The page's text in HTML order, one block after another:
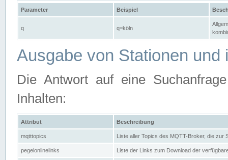
Parameter Beispiel
q q=köln
Ausgabe von Stationen und
Die Antwort auf eine
Inhalten:
Attribut Beschreibung
mqtttopics Liste aller Topics des MQTT-Broker, die zur
pegelonlinelinks Liste der Links zum Download der